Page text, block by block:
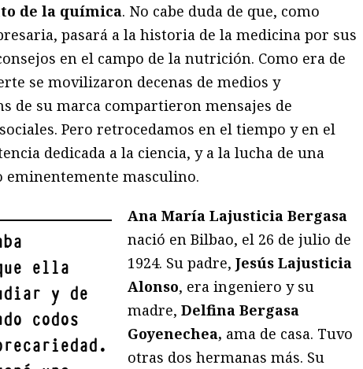
de la química. No cabe duda de que, como
pasará a la historia de la medicina por sus
en el campo de la nutrición. Como era de
se movilizaron decenas de medios y
de su marca compartieron mensajes de
Pero retrocedamos en el tiempo y en el
dedicada a la ciencia, y a la lucha de una
masculino.
ella
y de
codos
Ana María Lajusticia Bergasa
nació en Bilbao, el 26 de julio de
1924. Su padre,Jesús Lajusticia
Alonso, era ingeniero y su
madre,Delfina Bergasa
Goyenechea, ama de casa. Tuvo
otras dos hermanas más. Su